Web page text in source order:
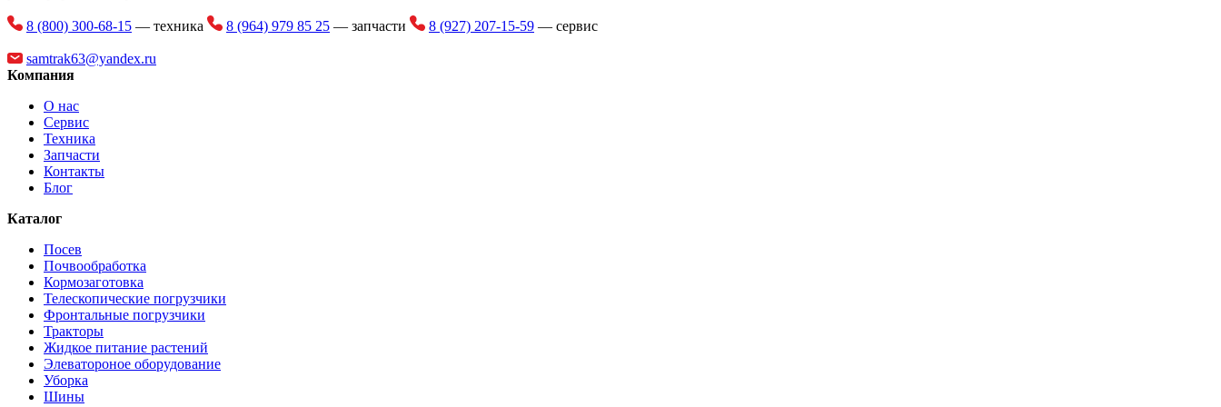
8 (800) 300-68-15 — техника 8 (964) 979 85 25 — запчасти 8 (927) 207-15-59 — сервис
samtrak63@yandex.ru
Компания
О нас
Сервис
Техника
Запчасти
Контакты
Блог
Каталог
Посев
Почвообработка
Кормозаготовка
Телескопические погрузчики
Фронтальные погрузчики
Тракторы
Жидкое питание растений
Элеватороное оборудование
Уборка
Шины